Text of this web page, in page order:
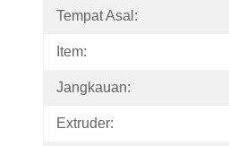
Tempat Asal:
Item:
Jangkauan:
Extruder: